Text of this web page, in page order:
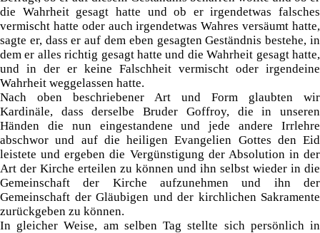
die Wahrheit gesagt hatte und ob er irgendetwas falsches
vermischt hatte oder auch irgendetwas Wahres versäumt hatte,
sagte er, dass er auf dem eben gesagten Geständnis bestehe, in
dem er alles richtig gesagt hatte und die Wahrheit gesagt hatte,
und in der er keine Falschheit vermischt oder irgendeine
Wahrheit weggelassen hatte.
Nach oben beschriebener Art und Form glaubten wir
Kardinäle, dass derselbe Bruder Goffroy, die in unseren
Händen die nun eingestandene und jede andere Irrlehre
abschwor und auf die heiligen Evangelien Gottes den Eid
leistete und ergeben die Vergünstigung der Absolution in der
Art der Kirche erteilen zu können und ihn selbst wieder in die
Gemeinschaft der Kirche aufzunehmen und ihn der
Gemeinschaft der Gläubigen und der kirchlichen Sakramente
zurückgeben zu können.
In gleicher Weise, am selben Tag stellte sich persönlich in